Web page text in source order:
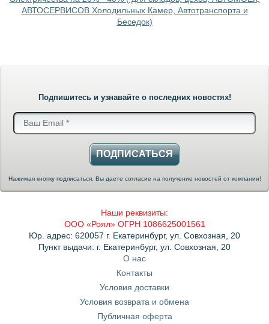
АВТОСЕРВИСОВ Холодильных Камер, Автотранспорта и
Беседок)
Подпишитесь и узнавайте о последних новостях!
ПОДПИСАТЬСЯ
Нажимая кнопку подписаться, Вы даете согласие на получение новостей от компании!
Наши реквизиты:
ООО «Роял» ОГРН 1086625001561
Юр. адрес: 620057 г. Екатеринбург, ул. Совхозная, 20
Пункт выдачи: г. Екатеринбург, ул. Совхозная, 20
О нас
Контакты
Условия доставки
Условия возврата и обмена
Публичная оферта